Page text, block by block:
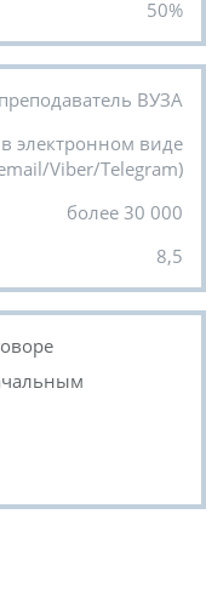
50%
преподаватель ВУЗА
в электронном виде
Viber/Telegram)
более 30 000
8,5